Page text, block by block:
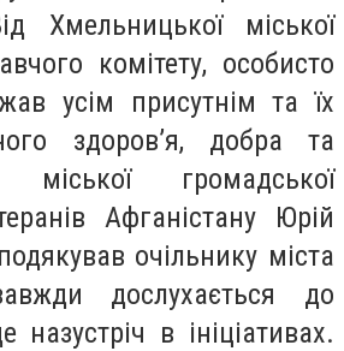
Хмельницької міської
комітету, особисто
усім присутнім та їх
здоров’я, добра та
міської громадської
Афганістану Юрій
очільнику міста
дослухається до
в ініціативах.